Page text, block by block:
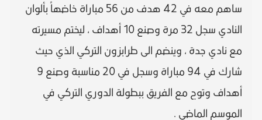
ساهم معه في 42 هدف من 56 مباراة خاضهاً بألوان
النادي سجل 32 مرة وصنع 10 أهداف ، ليختم مسيرته
مع نادي جدة ، وينضم الى طرابزون التركي الذي حيث
شارك في 94 مباراة وسجل في 20 مناسبة وصنع 9
أهداف وتوج مع الفريق ببطولة الدوري التركي في
الموسم الماضي .